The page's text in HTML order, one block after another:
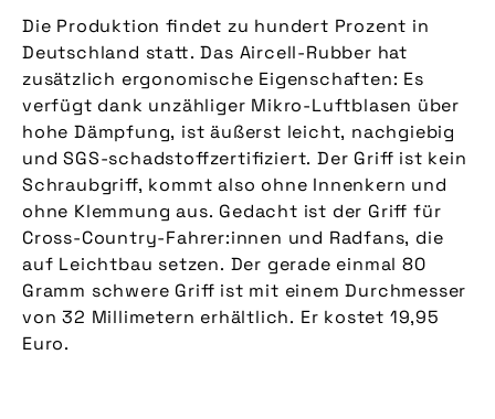
Die Produktion findet zu hundert Prozent in
Deutschland statt. Das Aircell-Rubber hat
zusätzlich ergonomische Eigenschaften: Es
verfügt dank unzähliger Mikro-Luftblasen über
hohe Dämpfung, ist äußerst leicht, nachgiebig
und SGS-schadstoffzertifiziert. Der Griff ist kein
Schraubgriff, kommt also ohne Innenkern und
ohne Klemmung aus. Gedacht ist der Griff für
Cross-Country-Fahrer:innen und Radfans, die
auf Leichtbau setzen. Der gerade einmal 80
Gramm schwere Griff ist mit einem Durchmesser
von 32 Millimetern erhältlich. Er kostet 19,95
Euro.